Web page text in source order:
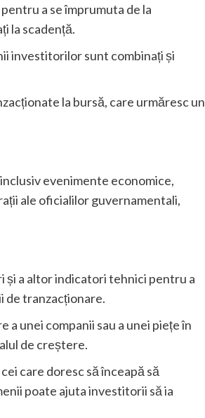
a se împrumuta de la
la scadență.
investitorilor sunt combinați și
la bursă, care urmăresc un
evenimente economice,
ale oficialilor guvernamentali,
și a altor indicatori tehnici pentru a
de tranzacționare.
unei companii sau a unei piețe în
de creștere.
care doresc să înceapă să
poate ajuta investitorii să ia